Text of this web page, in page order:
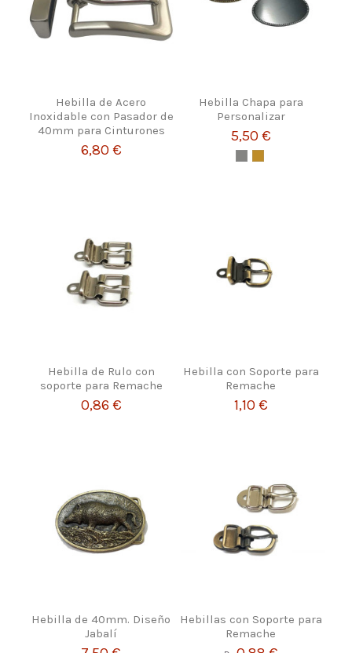
Hebilla de Acero
Inoxidable con Pasador de
40mm para Cinturones
6,80 €
Hebilla Chapa para
Personalizar
5,50 €
Hebilla de Rulo con
soporte para Remache
0,86 €
Hebilla con Soporte para
Remache
1,10 €
Hebilla de 40mm. Diseño
Jabalí
Hebillas con Soporte para
Remache